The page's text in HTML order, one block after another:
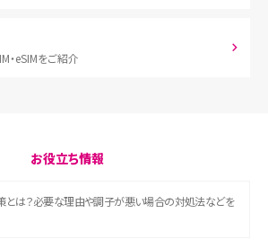
・eSIMをご紹介
お役立ち情報
とは？必要な理由や調子が悪い場合の対処法などを